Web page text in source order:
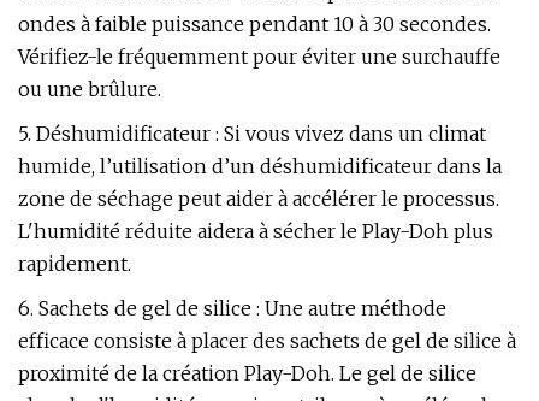
ondes à faible puissance pendant 10 à 30 secondes.
Vérifiez-le fréquemment pour éviter une surchauffe
ou une brûlure.
5. Déshumidificateur : Si vous vivez dans un climat
humide, l’utilisation d’un déshumidificateur dans la
zone de séchage peut aider à accélérer le processus.
L'humidité réduite aidera à sécher le Play-Doh plus
rapidement.
6. Sachets de gel de silice : Une autre méthode
efficace consiste à placer des sachets de gel de silice à
proximité de la création Play-Doh. Le gel de silice